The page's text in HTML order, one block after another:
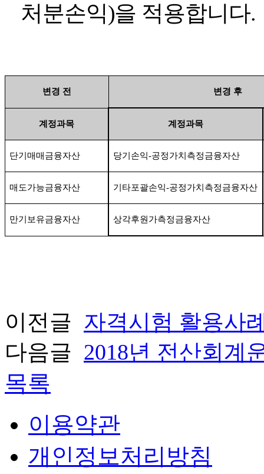
처분손익)을 적용합니다.
변경 전 변경 후
계정과목 계정과목
단기매매금융자산 당기손익-공정가치측정금융자산
매도가능금융자산 기타포괄손익-공정가치측정금융자산
만기보유금융자산 상각후원가측정금융자산
이전글 자격시험 활용사
다음글 2018년 전산회계
목록
이용약관
개인정보처리방침